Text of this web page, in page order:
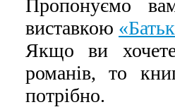
Пропонуємо
виставкою
Якщо ви хочете
романів, то
потрібно.